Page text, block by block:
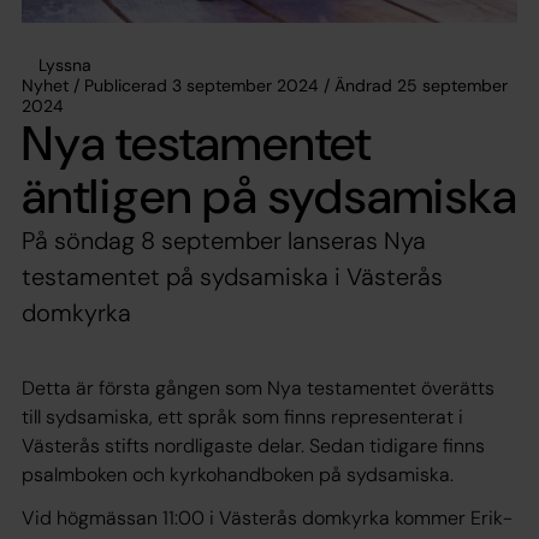
Lyssna
Nyhet / Publicerad 3 september 2024 / Ändrad 25 september
2024
Nya testamentet
äntligen på sydsamiska
På söndag 8 september lanseras Nya
testamentet på sydsamiska i Västerås
domkyrka
Detta är första gången som Nya testamentet överätts
till sydsamiska, ett språk som finns representerat i
Västerås stifts nordligaste delar. Sedan tidigare finns
psalmboken och kyrkohandboken på sydsamiska.
Vid högmässan 11:00 i Västerås domkyrka kommer Erik-